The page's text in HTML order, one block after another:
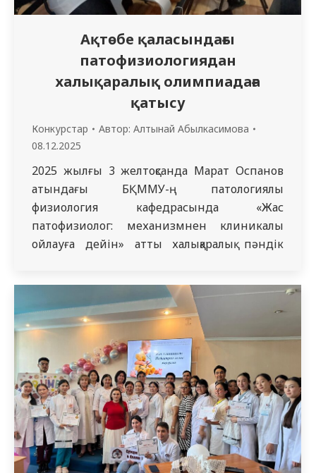
Ақтөбе қаласындағы
патофизиологиядан
халықаралық олимпиадаға
қатысу
Конкурстар Автор: Алтынай Абылкасимова
08.12.2025
2025 жылғы 3 желтоқсанда Марат Оспанов
атындағы БҚММУ-ң патологиялық
физиология кафедрасында «Жас
патофизиолог: механизмнен клиникалық
ойлауға дейін» атты халықаралық пәндік
медицина университеті» КеАҚ-ның 4-курс
студенттері қатысты. Олимпиаданың
мақсаты – патологиялық физиология пәнінің
негізгі бөлімдерін терең меңгеру,
клиникалық ойлау қабілетін қалыптастыру
және медициналық жоғары оқу орындары
студенттерінің зерттеушілік…